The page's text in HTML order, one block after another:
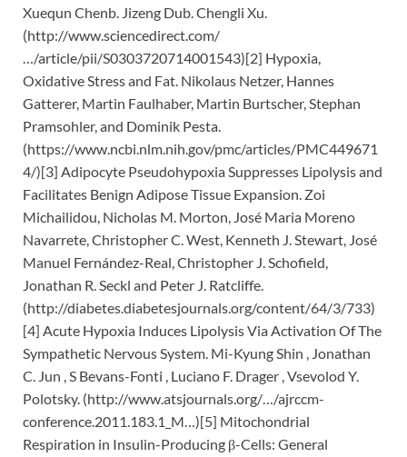
Xuequn Chenb. Jizeng Dub. Chengli Xu.
(http://www.sciencedirect.com/
…/article/pii/S0303720714001543)[2] Hypoxia,
Oxidative Stress and Fat. Nikolaus Netzer, Hannes
Gatterer, Martin Faulhaber, Martin Burtscher, Stephan
Pramsohler, and Dominik Pesta.
(https://www.ncbi.nlm.nih.gov/pmc/articles/PMC449671
4/)[3] Adipocyte Pseudohypoxia Suppresses Lipolysis and
Facilitates Benign Adipose Tissue Expansion. Zoi
Michailidou, Nicholas M. Morton, José Maria Moreno
Navarrete, Christopher C. West, Kenneth J. Stewart, José
Manuel Fernández-Real, Christopher J. Schofield,
Jonathan R. Seckl and Peter J. Ratcliffe.
(http://diabetes.diabetesjournals.org/content/64/3/733)
[4] Acute Hypoxia Induces Lipolysis Via Activation Of The
Sympathetic Nervous System. Mi-Kyung Shin , Jonathan
C. Jun , S Bevans-Fonti , Luciano F. Drager , Vsevolod Y.
Polotsky. (http://www.atsjournals.org/…/ajrccm-
conference.2011.183.1_M…)[5] Mitochondrial
Respiration in Insulin-Producing β-Cells: General